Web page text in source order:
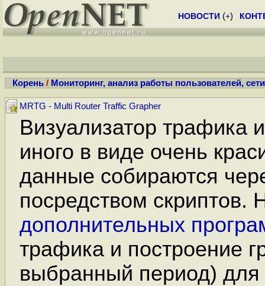
НОВОСТИ (+)
Корень / Мониторинг, анализ работы пользователей,
MRTG - Multi Router Traffic Grapher
Визуализатор трафика
иного в виде очень
данные собираются
посредством скриптов.
дополнительных
трафика и построение
выбранный период) для